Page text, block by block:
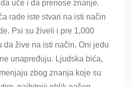
uče i da prenose znanje.
rade iste stvari na isti način
Psi su živeli i pre 1,000
da žive na isti način. Oni jedu
unapređuju. Ljudska bića,
zbog znanja koje su